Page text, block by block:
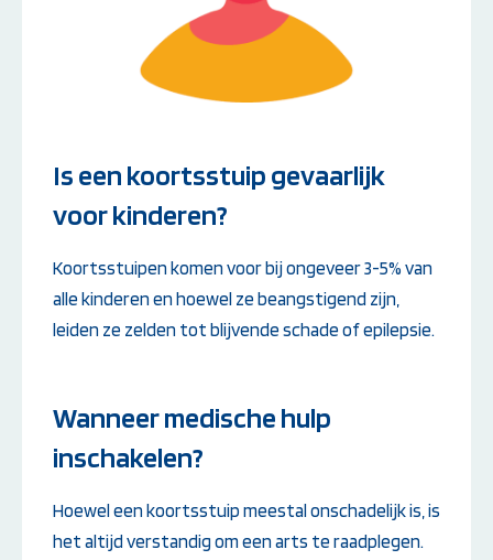
Is een koortsstuip gevaarlijk
voor kinderen?
Koortsstuipen komen voor bij ongeveer 3-5% van
alle kinderen en hoewel ze beangstigend zijn,
leiden ze zelden tot blijvende schade of epilepsie.
Wanneer medische hulp
inschakelen?
Hoewel een koortsstuip meestal onschadelijk is, is
het altijd verstandig om een arts te raadplegen.